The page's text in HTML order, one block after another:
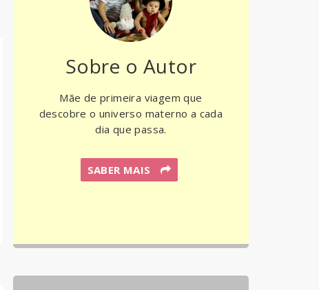
Sobre o Autor
Mãe de primeira viagem que
descobre o universo materno a cada
dia que passa.
SABER MAIS